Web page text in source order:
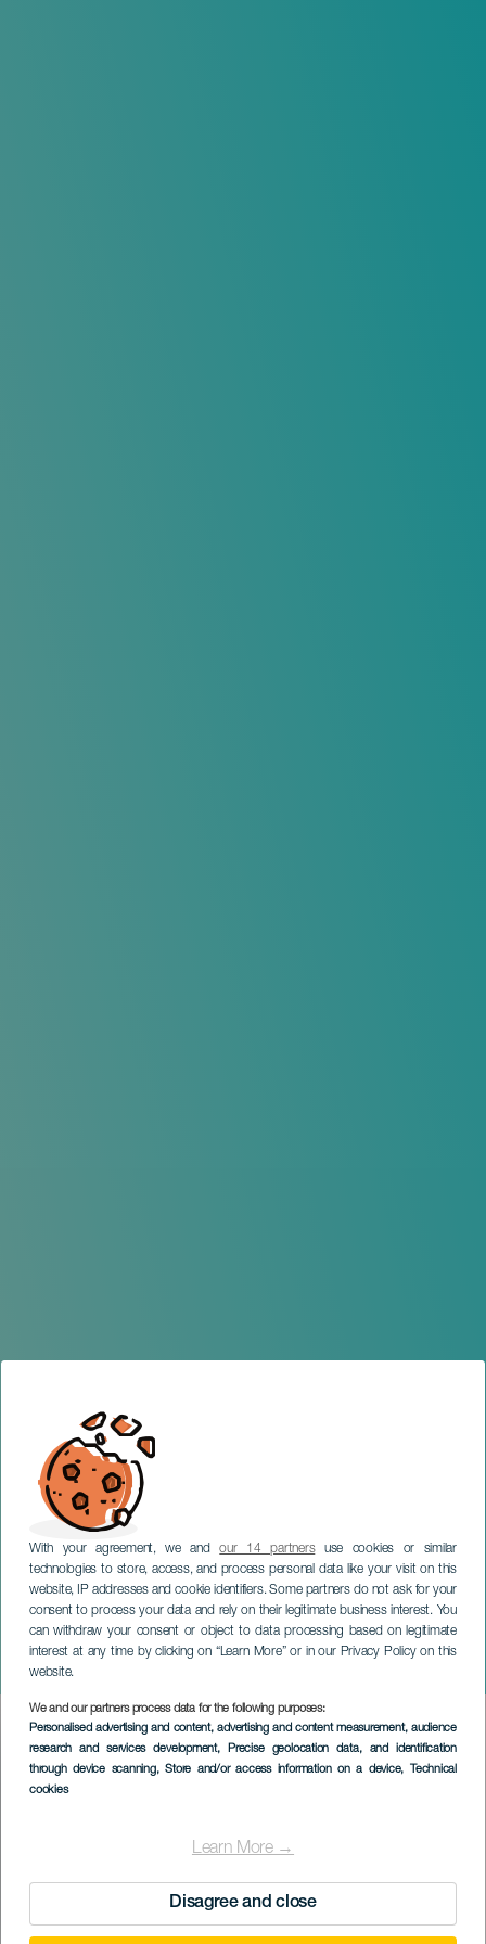
With your agreement, we andour 14 partnersuse cookies or similar
technologies to store, access, and process personal data like your visit on this
website, IP addresses and cookie identifiers. Some partners do not ask for your
consent to process your data and rely on their legitimate business interest. You
can withdraw your consent or object to data processing based on legitimate
interest at any time by clicking on “Learn More” or in our Privacy Policy on this
website.
We and our partners process data for the following purposes:
Personalised advertising and content, advertising and content measurement, audience
research and services development, Precise geolocation data, and identification
through device scanning, Store and/or access information on a device, Technical
cookies
Learn More →
Disagree and close
Populära Sancocho
GRAN CANARIA
Imagen
Listado